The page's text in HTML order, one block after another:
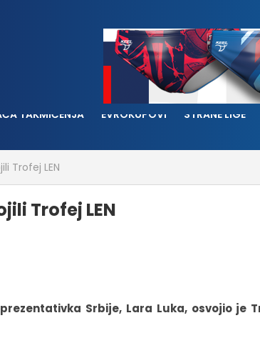
TAKMIČENJA EVROKUPOVI STRANE LIGE
Trofej LEN
Trofej LEN
Srbije, Lara Luka, osvojio je